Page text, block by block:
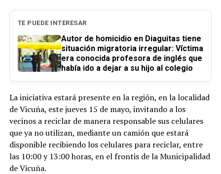
TE PUEDE INTERESAR
Autor de homicidio en Diaguitas tiene
situación migratoria irregular: Víctima
era conocida profesora de inglés que
había ido a dejar a su hijo al colegio
La iniciativa estará presente en la región, en la localidad
de Vicuña, este jueves 15 de mayo, invitando a los
vecinos a reciclar de manera responsable sus celulares
que ya no utilizan, mediante un camión que estará
disponible recibiendo los celulares para reciclar, entre
las 10:00 y 13:00 horas, en el frontis de la Municipalidad
de Vicuña.